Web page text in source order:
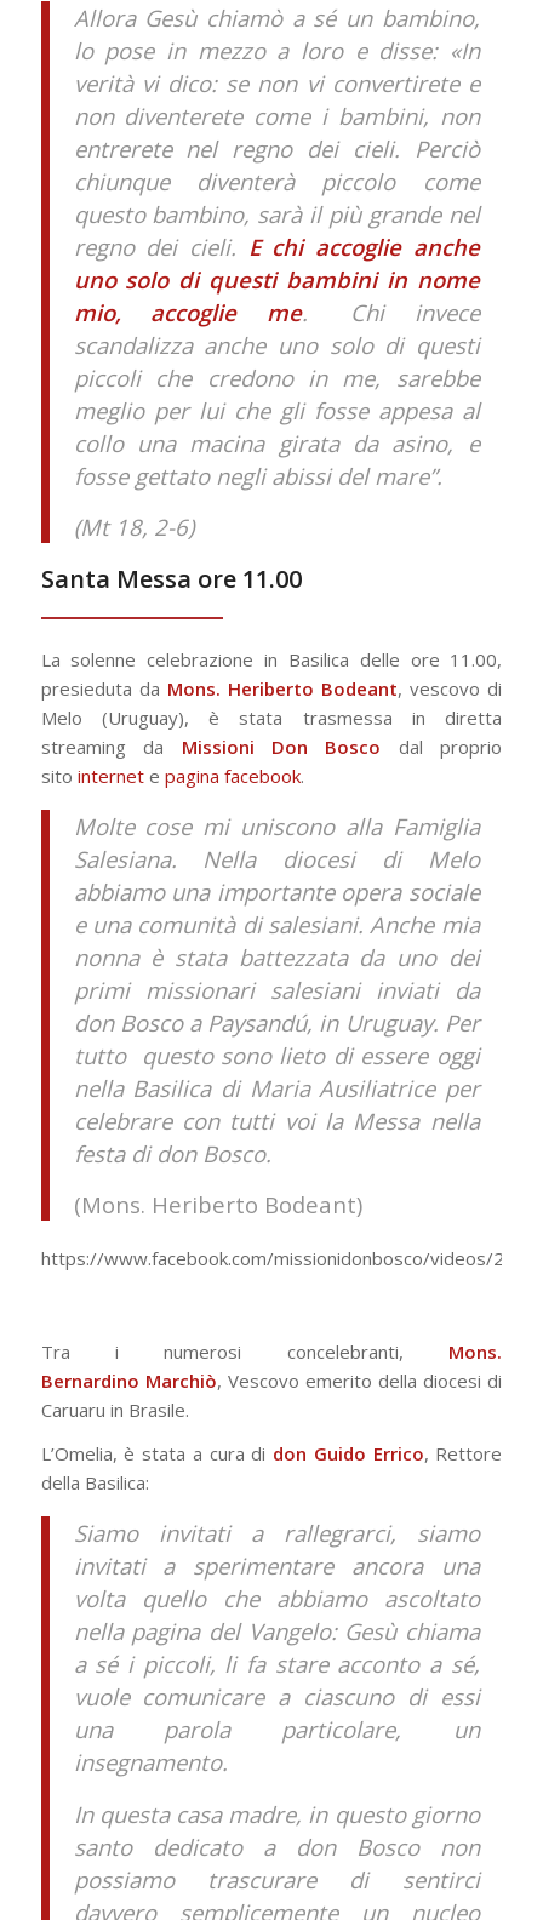
Allora Gesù chiamò a sé un bambino,
lo pose in mezzo a loro e disse: «In
verità vi dico: se non vi convertirete e
non diventerete come i bambini, non
entrerete nel regno dei cieli. Perciò
chiunque diventerà piccolo come
questo bambino, sarà il più grande nel
regno dei cieli. E chi accoglie anche
uno solo di questi bambini in nome
mio, accoglie me. Chi invece
scandalizza anche uno solo di questi
piccoli che credono in me, sarebbe
meglio per lui che gli fosse appesa al
collo una macina girata da asino, e
fosse gettato negli abissi del mare”.
(Mt 18, 2-6)
Santa Messa ore 11.00
La solenne celebrazione in Basilica delle ore 11.00,
presieduta da Mons. Heriberto Bodeant, vescovo di
Melo (Uruguay), è stata trasmessa in diretta
streaming da Missioni Don Bosco dal proprio
sito internete pagina facebook.
Molte cose mi uniscono alla Famiglia
Salesiana. Nella diocesi di Melo
abbiamo una importante opera sociale
e una comunità di salesiani. Anche mia
nonna è stata battezzata da uno dei
primi missionari salesiani inviati da
don Bosco a Paysandú, in Uruguay. Per
tutto questo sono lieto di essere oggi
nella Basilica di Maria Ausiliatrice per
celebrare con tutti voi la Messa nella
festa di don Bosco.
(Mons. Heriberto Bodeant)
https://www.facebook.com/missionidonbosco/videos/
Tra i numerosi concelebranti, Mons.
Bernardino Marchiò, Vescovo emerito della diocesi di
Caruaru in Brasile.
L’Omelia, è stata a cura di don Guido Errico, Rettore
della Basilica:
Siamo invitati a rallegrarci, siamo
invitati a sperimentare ancora una
volta quello che abbiamo ascoltato
nella pagina del Vangelo: Gesù chiama
a sé i piccoli, li fa stare acconto a sé,
vuole comunicare a ciascuno di essi
una parola particolare, un
insegnamento.
In questa casa madre, in questo giorno
santo dedicato a don Bosco non
possiamo trascurare di sentirci
davvero semplicemente un nucleo